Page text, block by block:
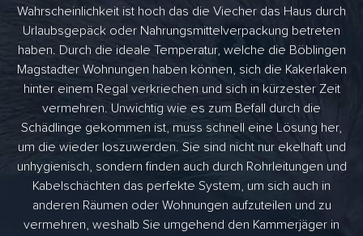
Wahrscheinlichkeit ist hoch das die Viecher das Haus durch
Urlaubsgepäck oder Nahrungsmittelverpackung betreten
haben. Durch die ideale Temperatur, welche die Böblingen
Magstadter Wohnungen haben können, sich die Kakerlaken
hinter einem Regal verkriechen und sich in kürzester Zeit
vermehren. Unwichtig wie es zum Befall durch die
Schädlinge gekommen ist, muss schnell eine Lösung her,
um die wieder loszuwerden. Sie sind nicht nur ekelhaft und
unhygienisch, sondern finden auch durch Rohrleitungen und
Kabelschächten das perfekte System, um sich auch in
anderen Räumen oder Wohnungen aufzuteilen und zu
vermehren, weshalb Sie umgehend den Kammerjäger in